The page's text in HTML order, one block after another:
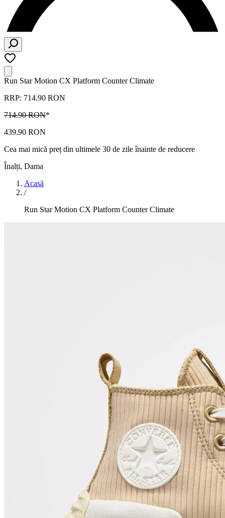
Run Star Motion CX Platform Counter Climate
RRP: 714.90 RON
714.90 RON*
439.90 RON
Cea mai mică preț din ultimele 30 de zile înainte de reducere
Înalți, Dama
Acasă
/
Run Star Motion CX Platform Counter Climate